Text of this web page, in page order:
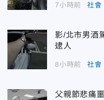
7小時前 社會
影/北市男酒
逮人
8小時前 社會
父親節悲痛